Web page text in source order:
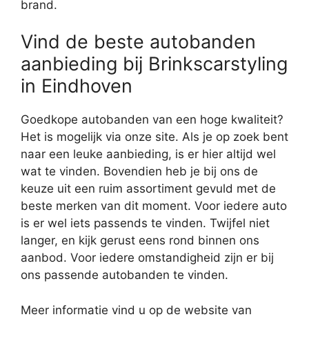
brand.
Vind de beste autobanden
aanbieding bij Brinkscarstyling
in Eindhoven
Goedkope autobanden van een hoge kwaliteit?
Het is mogelijk via onze site. Als je op zoek bent
naar een leuke aanbieding, is er hier altijd wel
wat te vinden. Bovendien heb je bij ons de
keuze uit een ruim assortiment gevuld met de
beste merken van dit moment. Voor iedere auto
is er wel iets passends te vinden. Twijfel niet
langer, en kijk gerust eens rond binnen ons
aanbod. Voor iedere omstandigheid zijn er bij
ons passende autobanden te vinden.
Meer informatie vind u op de website van